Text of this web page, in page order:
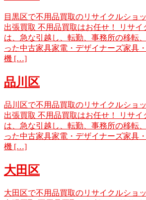
目黒区で不用品買取のリサイクルショ
出張買取 不用品買取はお任せ！ リサイ
は、急な引越し、転勤、事務所の移転
った中古家具家電・デザイナーズ家具
機 […]
品川区
品川区で不用品買取のリサイクルショ
出張買取 不用品買取はお任せ！ リサイ
は、急な引越し、転勤、事務所の移転
った中古家具家電・デザイナーズ家具
機 […]
大田区
大田区で不用品買取のリサイクルショ